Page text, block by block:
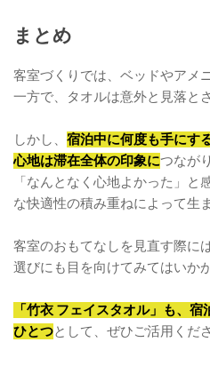
まとめ
客室づくりでは、ベッドやアメ
一方で、タオルは意外と見落と
しかし、 宿泊中に何度も手にす
心地は滞在全体の印象につなが
「なんとなく心地よかった」と
な快適性の積み重ねによって生
客室のおもてなしを見直す際に
選びにも目を向けてみてはいか
「竹衣 フェイスタオル」も、
ひとつとして、ぜひご活用くださ